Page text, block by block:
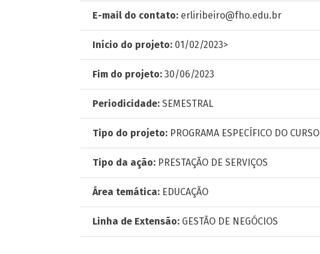
E-mail do contato: erliribeiro@fho.edu.br
Início do projeto: 01/02/2023>
Fim do projeto: 30/06/2023
Periodicidade: SEMESTRAL
Tipo do projeto: PROGRAMA ESPECÍFICO DO CURSO
Tipo da ação: PRESTAÇÃO DE SERVIÇOS
Área temática: EDUCAÇÃO
Linha de Extensão: GESTÃO DE NEGÓCIOS